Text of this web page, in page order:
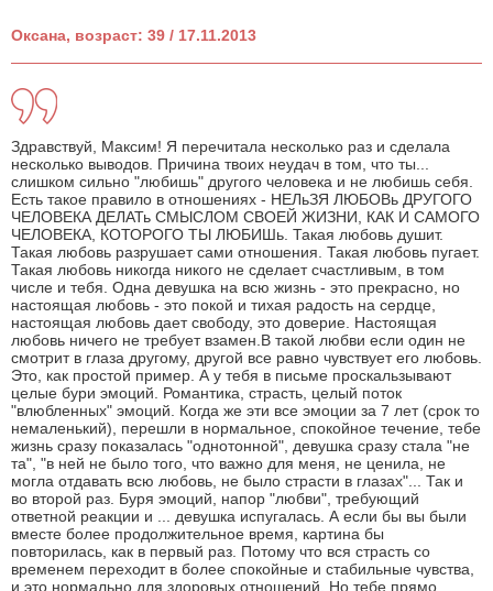
Оксана, возраст: 39 / 17.11.2013
Здравствуй, Максим! Я перечитала несколько раз и сделала
несколько выводов. Причина твоих неудач в том, что ты...
слишком сильно "любишь" другого человека и не любишь себя.
Есть такое правило в отношениях - НЕЛьЗЯ ЛЮБОВь ДРУГОГО
ЧЕЛОВЕКА ДЕЛАТь СМЫСЛОМ СВОЕЙ ЖИЗНИ, КАК И САМОГО
ЧЕЛОВЕКА, КОТОРОГО ТЫ ЛЮБИШь. Такая любовь душит.
Такая любовь разрушает сами отношения. Такая любовь пугает.
Такая любовь никогда никого не сделает счастливым, в том
числе и тебя. Одна девушка на всю жизнь - это прекрасно, но
настоящая любовь - это покой и тихая радость на сердце,
настоящая любовь дает свободу, это доверие. Настоящая
любовь ничего не требует взамен.В такой любви если один не
смотрит в глаза другому, другой все равно чувствует его любовь.
Это, как простой пример. А у тебя в письме проскальзывают
целые бури эмоций. Романтика, страсть, целый поток
"влюбленных" эмоций. Когда же эти все эмоции за 7 лет (срок то
немаленький), перешли в нормальное, спокойное течение, тебе
жизнь сразу показалась "однотонной", девушка сразу стала "не
та", "в ней не было того, что важно для меня, не ценила, не
могла отдавать всю любовь, не было страсти в глазах"... Так и
во второй раз. Буря эмоций, напор "любви", требующий
ответной реакции и ... девушка испугалась. А если бы вы были
вместе более продолжительное время, картина бы
повторилась, как в первый раз. Потому что вся страсть со
временем переходит в более спокойные и стабильные чувства,
и это нормально для здоровых отношений. Но тебе прямо